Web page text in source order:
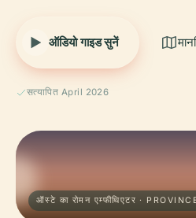
ऑडियो गाइड सुनें
सत्यापित April 2026
ऑस्टे का रोमन एम्फीथिएटर ·